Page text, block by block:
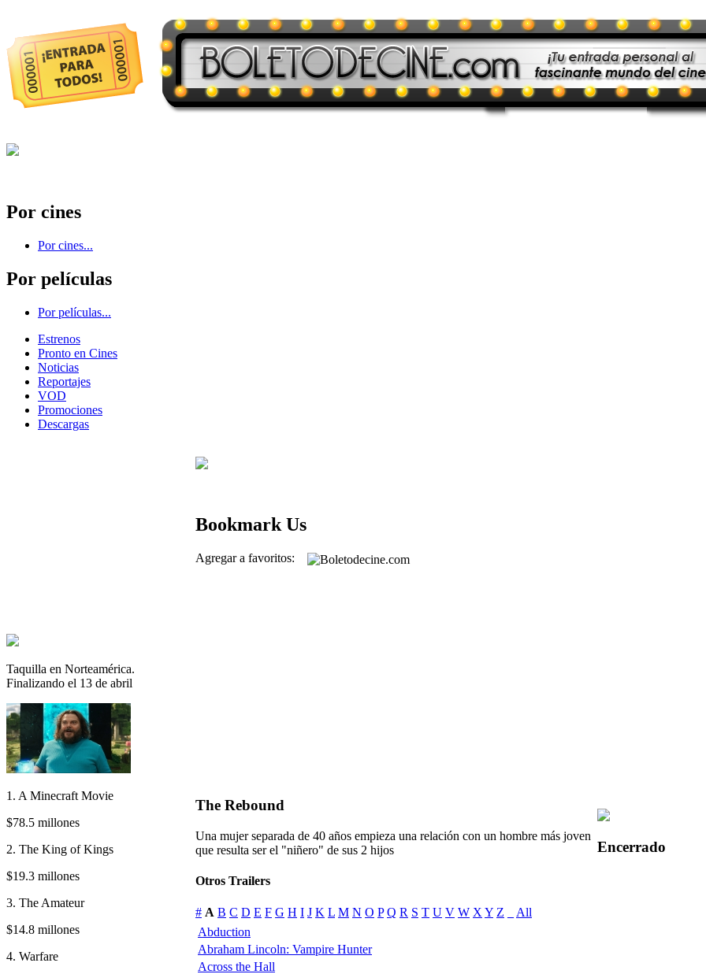
Por cines
Por cines...
Por películas
Por películas...
Estrenos
Pronto en Cines
Noticias
Reportajes
VOD
Promociones
Descargas
Taquilla en Norteamérica.
Finalizando el 13 de abril
1. A Minecraft Movie
$78.5 millones
2. The King of Kings
$19.3 millones
3. The Amateur
$14.8 millones
4. Warfare
Bookmark Us
Agregar a favoritos:
The Rebound
Una mujer separada de 40 años empieza una relación con un hombre más joven
que resulta ser el "niñero" de sus 2 hijos
Otros Trailers
# A B C D E F G H I J K L M N O P Q R S T U V W X Y Z
All
Abduction
Abraham Lincoln: Vampire Hunter
Across the Hall
Encerrado